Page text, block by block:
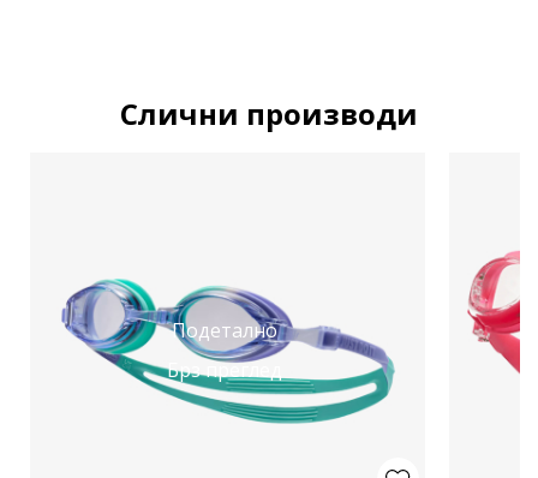
Слични производи
Подетално
Брз преглед